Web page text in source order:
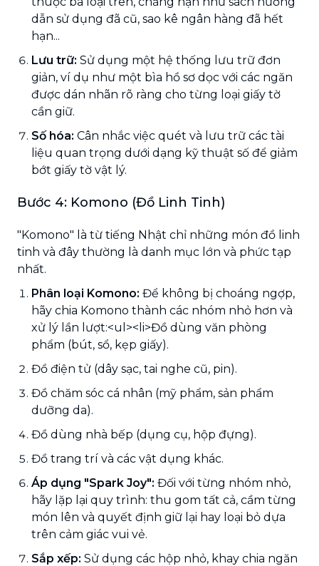
dẫn sử dụng đã cũ, sao kê ngân hàng đã hết
hạn...
Lưu trữ: Sử dụng một hệ thống lưu trữ đơn
giản, ví dụ như một bìa hồ sơ dọc với các ngăn
được dán nhãn rõ ràng cho từng loại giấy tờ
cần giữ.
Số hóa: Cân nhắc việc quét và lưu trữ các tài
liệu quan trọng dưới dạng kỹ thuật số để giảm
bớt giấy tờ vật lý.
Bước 4: Komono (Đồ Linh Tinh)
"Komono" là từ tiếng Nhật chỉ những món đồ linh
tinh và đây thường là danh mục lớn và phức tạp
nhất.
Phân loại Komono: Để không bị choáng ngợp,
hãy chia Komono thành các nhóm nhỏ hơn và
xử lý lần lượt:<ul><li>Đồ dùng văn phòng
phẩm (bút, sổ, kẹp giấy).
Đồ điện tử (dây sạc, tai nghe cũ, pin).
Đồ chăm sóc cá nhân (mỹ phẩm, sản phẩm
dưỡng da).
Đồ dùng nhà bếp (dụng cụ, hộp đựng).
Đồ trang trí và các vật dụng khác.
Áp dụng "Spark Joy": Đối với từng nhóm nhỏ,
hãy lặp lại quy trình: thu gom tất cả, cầm từng
món lên và quyết định giữ lại hay loại bỏ dựa
trên cảm giác vui vẻ.
Sắp xếp: Sử dụng các hộp nhỏ, khay chia ngăn